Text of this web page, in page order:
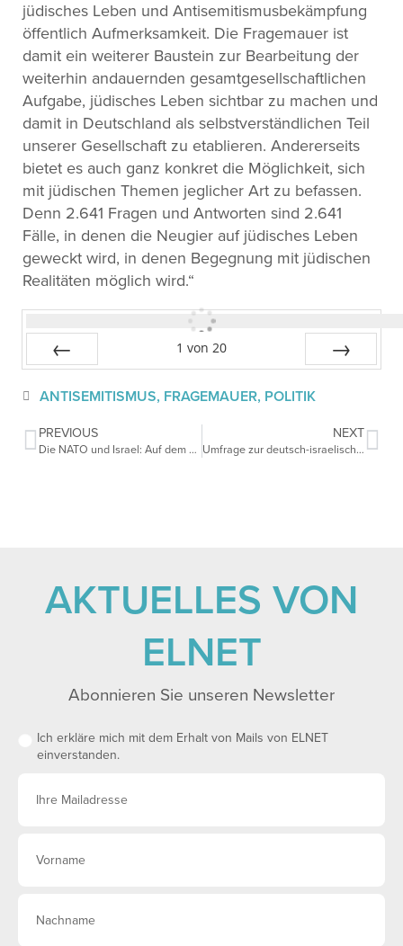
jüdisches Leben und Antisemitismusbekämpfung
öffentlich Aufmerksamkeit. Die Fragemauer ist
damit ein weiterer Baustein zur Bearbeitung der
weiterhin andauernden gesamtgesellschaftlichen
Aufgabe, jüdisches Leben sichtbar zu machen und
damit in Deutschland als selbstverständlichen Teil
unserer Gesellschaft zu etablieren. Andererseits
bietet es auch ganz konkret die Möglichkeit, sich
mit jüdischen Themen jeglicher Art zu befassen.
Denn 2.641 Fragen und Antworten sind 2.641
Fälle, in denen die Neugier auf jüdisches Leben
geweckt wird, in denen Begegnung mit jüdischen
Realitäten möglich wird.“
1 von 20
ANTISEMITISMUS, FRAGEMAUER, POLITIK
PREVIOUS
Die NATO und Israel: Auf dem Weg zu einer engeren Partnerschaft
NEXT
Umfrage zur deutsch-israelischen Verteidigungskooperation
AKTUELLES VON
ELNET
Abonnieren Sie unseren Newsletter
Ich erkläre mich mit dem Erhalt von Mails von ELNET
einverstanden.